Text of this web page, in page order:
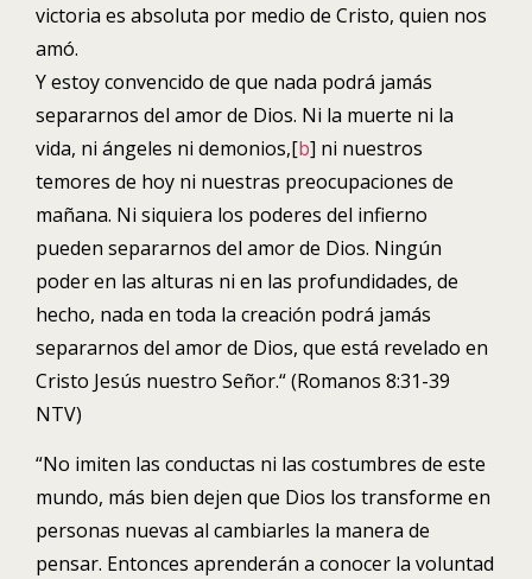
victoria es absoluta por medio de Cristo, quien nos
amó.
Y estoy convencido de que nada podrá jamás
separarnos del amor de Dios. Ni la muerte ni la
vida, ni ángeles ni demonios,[b] ni nuestros
temores de hoy ni nuestras preocupaciones de
mañana. Ni siquiera los poderes del infierno
pueden separarnos del amor de Dios. Ningún
poder en las alturas ni en las profundidades, de
hecho, nada en toda la creación podrá jamás
separarnos del amor de Dios, que está revelado en
Cristo Jesús nuestro Señor.“(Romanos 8:31-39
NTV)
“No imiten las conductas ni las costumbres de este
mundo, más bien dejen que Dios los transforme en
personas nuevas al cambiarles la manera de
pensar. Entonces aprenderán a conocer la voluntad